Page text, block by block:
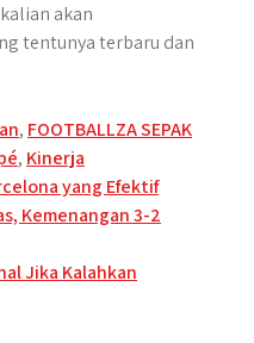
akan
tentunya terbaru dan
, FOOTBALLZA SEPAK
, Kinerja
yang Efektif
Kemenangan 3-2
Jika Kalahkan